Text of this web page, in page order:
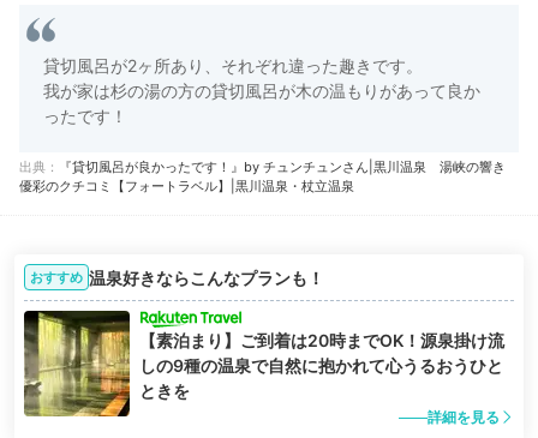
貸切風呂が2ヶ所あり、それぞれ違った趣きです。
我が家は杉の湯の方の貸切風呂が木の温もりがあって良か
ったです！
出典：
『貸切風呂が良かったです！』by チュンチュンさん|黒川温泉 湯峡の響き
優彩のクチコミ【フォートラベル】|黒川温泉・杖立温泉
おすすめ 温泉好きならこんなプランも！
【素泊まり】ご到着は20時までOK！源泉掛け流
しの9種の温泉で自然に抱かれて心うるおうひと
ときを
詳細を見る